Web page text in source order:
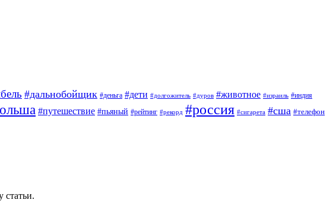
#дальнобойщик #деньга #дети #долгожитель #дуров #животное #израиль #индия
#путешествие #пьяный #рейтинг #рекорд #россия #сигарета #сша #телефон
статьи.